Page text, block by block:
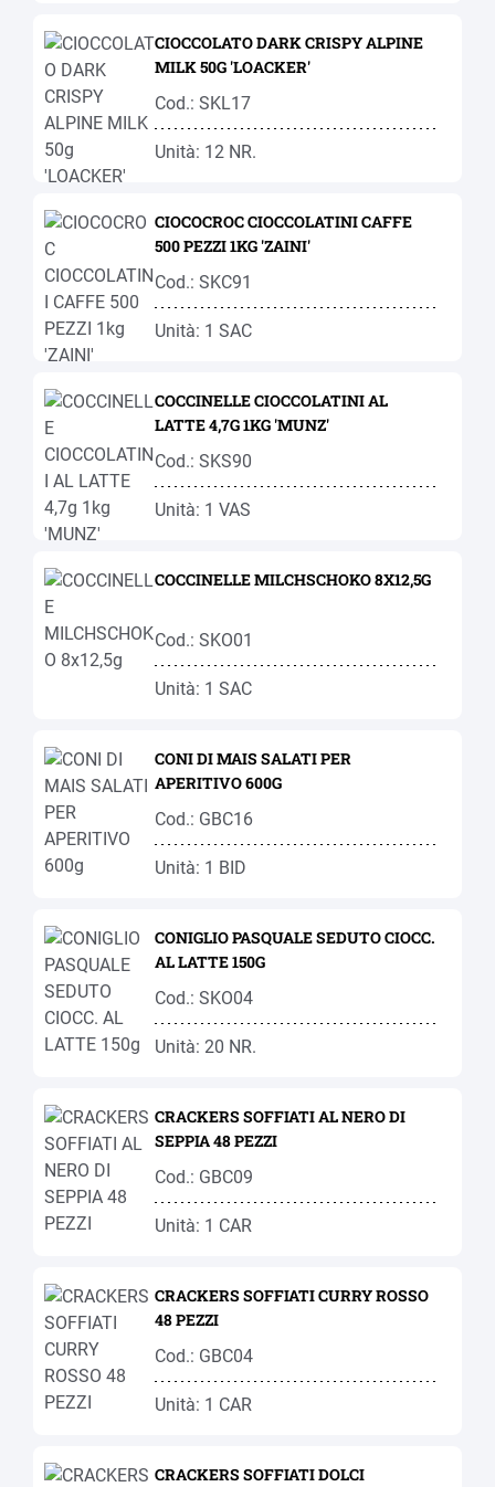
CIOCCOLATO DARK CRISPY ALPINE
MILK 50G 'LOACKER'
Cod.: SKL17
Unità: 12 NR.
CIOCOCROC CIOCCOLATINI CAFFE
500 PEZZI 1KG 'ZAINI'
Cod.: SKC91
Unità: 1 SAC
COCCINELLE CIOCCOLATINI AL
LATTE 4,7G 1KG 'MUNZ'
Cod.: SKS90
Unità: 1 VAS
COCCINELLE MILCHSCHOKO 8X12,5G
Cod.: SKO01
Unità: 1 SAC
CONI DI MAIS SALATI PER
APERITIVO 600G
Cod.: GBC16
Unità: 1 BID
CONIGLIO PASQUALE SEDUTO CIOCC.
AL LATTE 150G
Cod.: SKO04
Unità: 20 NR.
CRACKERS SOFFIATI AL NERO DI
SEPPIA 48 PEZZI
Cod.: GBC09
Unità: 1 CAR
CRACKERS SOFFIATI CURRY ROSSO
48 PEZZI
Cod.: GBC04
Unità: 1 CAR
CRACKERS SOFFIATI DOLCI